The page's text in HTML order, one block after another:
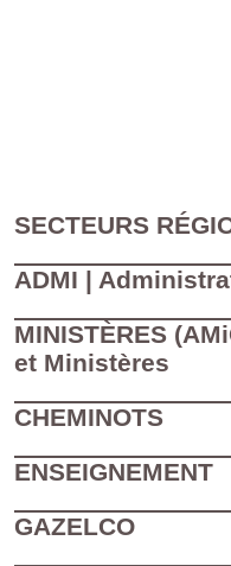
SECTEURS
ADMI |
MINISTÈRES
et Ministères
CHEMINOTS
ENSEIGNEMENT
GAZELCO